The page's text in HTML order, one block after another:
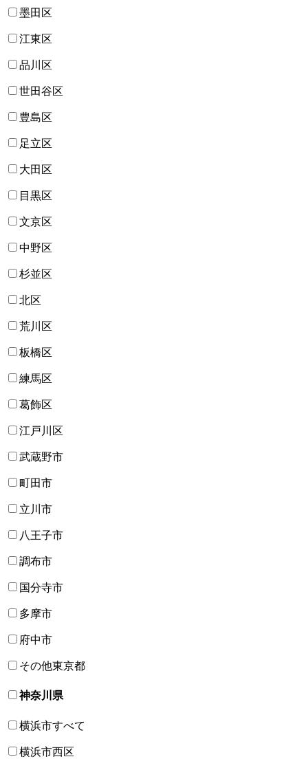
墨田区
江東区
品川区
世田谷区
豊島区
足立区
大田区
目黒区
文京区
中野区
杉並区
北区
荒川区
板橋区
練馬区
葛飾区
江戸川区
武蔵野市
町田市
立川市
八王子市
調布市
国分寺市
多摩市
府中市
その他東京都
神奈川県
横浜市すべて
横浜市西区